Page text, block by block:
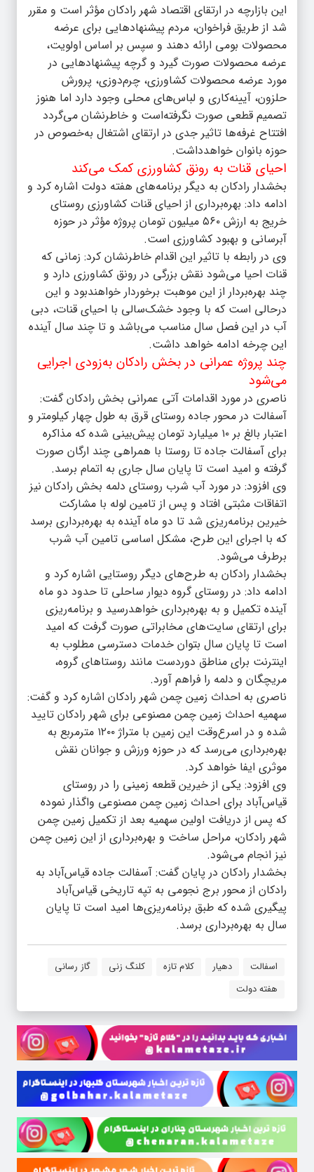
این بازارچه در ارتقای اقتصاد شهر رادکان مؤثر است و مقرر
شد از طریق فراخوان، مردم پیشنهادهایی برای عرضه
محصولات بومی ارائه دهند و سپس بر اساس اولویت،
عرضه محصولات صورت گیرد و گرچه پیشنهادهایی در
مورد عرضه محصولات کشاورزی، چرم‌دوزی، پرورش
حلزون، آیینه‌کاری و لباس‌های محلی وجود دارد اما هنوز
تصمیم قطعی صورت نگرفته‌‌است و خاطرنشان می‌گردد
افتتاح غرفه‌ها تاثیر جدی در ارتقای اشتغال به‌خصوص در
حوزه بانوان خواهدداشت.
احیای قنات به رونق کشاورزی کمک می‌کند
بخشدار رادکان به دیگر برنامه‌های هفته دولت اشاره کرد و
ادامه داد: بهره‌برداری از احیای قنات کشاورزی روستای
خریج به ارزش ۵۶۰ میلیون تومان پروژه مؤثر در حوزه
آبرسانی و بهبود کشاورزی است.
وی در رابطه با تاثیر این اقدام خاطرنشان کرد:‌ زمانی که
قنات احیا می‌شود نقش بزرگی در رونق کشاورزی دارد و
چند بهره‌بردار از این موهبت برخوردار خواهندبود و این
درحالی است که با وجود خشک‌سالی با احیای قنات، دبی
آب در این فصل سال مناسب می‌باشد و تا چند سال آینده
این چرخه ادامه خواهد داشت.
چند پروژه عمرانی در بخش رادکان به‌زودی اجرایی
می‌شود
ناصری در مورد اقدامات آتی عمرانی بخش رادکان گفت:
آسفالت در محور جاده روستای قرق به طول چهار کیلومتر و
اعتبار بالغ بر ۱۰ میلیارد تومان پیش‌بینی شده که مذاکره
برای آسفالت جاده تا روستا با همراهی چند ارگان صورت
گرفته و امید است تا پایان سال جاری به اتمام برسد.
وی افزود:‌ در مورد آب شرب روستای دلمه بخش رادکان نیز
اتفاقات مثبتی افتاد و پس از تامین لوله با مشارکت
خیرین برنامه‌ریزی شد تا دو ماه آینده به بهره‌برداری برسد
که با اجرای این طرح، مشکل اساسی تامین آب شرب
برطرف می‌شود.
بخشدار رادکان به طرح‌های دیگر روستایی اشاره کرد و
ادامه داد: در روستای گروه دیوار ساحلی تا حدود دو ماه
آینده تکمیل و به بهره‌برداری خواهدرسید و برنامه‌ریزی
برای ارتقای سایت‌های مخابراتی صورت گرفت که امید
است تا پایان سال بتوان خدمات دسترسی مطلوب به
اینترنت برای مناطق دوردست مانند روستاهای گروه،
مریچگان و دلمه را فراهم‌ آورد.
ناصری به احداث زمین چمن شهر رادکان اشاره کرد و گفت:‌
سهمیه احداث زمین چمن مصنوعی برای شهر رادکان تایید
شده و در اسرع‌وقت این زمین با متراژ ۱۲۰۰ مترمربع به
بهره‌برداری می‌رسد که در حوزه ورزش و جوانان نقش
موثری ایفا خواهد کرد.
وی افزود: یکی از خیرین قطعه زمینی را در روستای
قیاس‌آباد برای احداث زمین چمن مصنوعی واگذار نموده
که پس از دریافت اولین سهمیه بعد از تکمیل زمین چمن
شهر رادکان، مراحل ساخت و بهره‌برداری از این زمین چمن
نیز انجام می‌شود.
بخشدار رادکان در پایان گفت: آسفالت جاده قیاس‌آباد به
رادکان از محور برج نجومی به تپه تاریخی قیاس‌آباد
پیگیری شده که طبق برنامه‌ریزی‌ها امید است تا پایان
سال به بهره‌برداری برسد.
اسفالت دهیار کلام تازه کلنگ زنی
گاز رسانی
هفته دولت